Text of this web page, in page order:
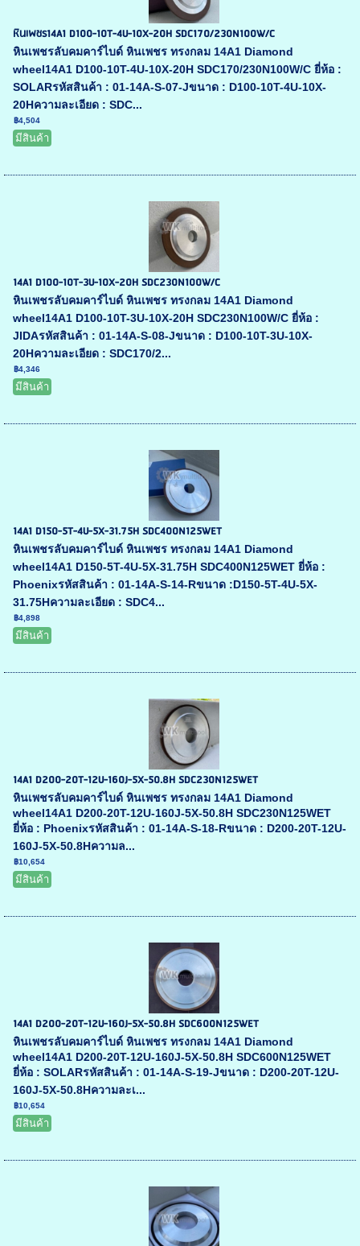
หินเพชร14A1 D100-10T-4U-10X-20H SDC170/230N100W/C
หินเพชรลับคมคาร์ไบด์ หินเพชร ทรงกลม 14A1 Diamond
wheel14A1 D100-10T-4U-10X-20H SDC170/230N100W/C ยี่ห้อ :
SOLARรหัสสินค้า : 01-14A-S-07-Jขนาด : D100-10T-4U-10X-
20Hความละเอียด : SDC...
฿4,504
มีสินค้า
14A1 D100-10T-3U-10X-20H SDC230N100W/C
หินเพชรลับคมคาร์ไบด์ หินเพชร ทรงกลม 14A1 Diamond
wheel14A1 D100-10T-3U-10X-20H SDC230N100W/C ยี่ห้อ :
JIDAรหัสสินค้า : 01-14A-S-08-Jขนาด : D100-10T-3U-10X-
20Hความละเอียด : SDC170/2...
฿4,346
มีสินค้า
14A1 D150-5T-4U-5X-31.75H SDC400N125WET
หินเพชรลับคมคาร์ไบด์ หินเพชร ทรงกลม 14A1 Diamond
wheel14A1 D150-5T-4U-5X-31.75H SDC400N125WET ยี่ห้อ :
Phoenixรหัสสินค้า : 01-14A-S-14-Rขนาด :D150-5T-4U-5X-
31.75Hความละเอียด : SDC4...
฿4,898
มีสินค้า
14A1 D200-20T-12U-160J-5X-50.8H SDC230N125WET
หินเพชรลับคมคาร์ไบด์ หินเพชร ทรงกลม 14A1 Diamond
wheel14A1 D200-20T-12U-160J-5X-50.8H SDC230N125WET
ยี่ห้อ : Phoenixรหัสสินค้า : 01-14A-S-18-Rขนาด : D200-20T-12U-
160J-5X-50.8Hความล...
฿10,654
มีสินค้า
14A1 D200-20T-12U-160J-5X-50.8H SDC600N125WET
หินเพชรลับคมคาร์ไบด์ หินเพชร ทรงกลม 14A1 Diamond
wheel14A1 D200-20T-12U-160J-5X-50.8H SDC600N125WET
ยี่ห้อ : SOLARรหัสสินค้า : 01-14A-S-19-Jขนาด : D200-20T-12U-
160J-5X-50.8Hความละเ...
฿10,654
มีสินค้า